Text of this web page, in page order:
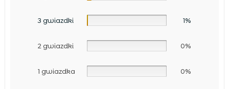
3 gwiazdki 1%
2 gwiazdki 0%
1 gwiazdka 0%